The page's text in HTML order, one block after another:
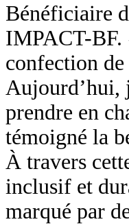
Bénéficiaire
IMPACT-BF.
confection de
Aujourd’hui,
prendre en
témoigné la
À travers
inclusif et
marqué par